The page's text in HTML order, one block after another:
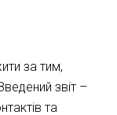
за тим,
звіт –
та